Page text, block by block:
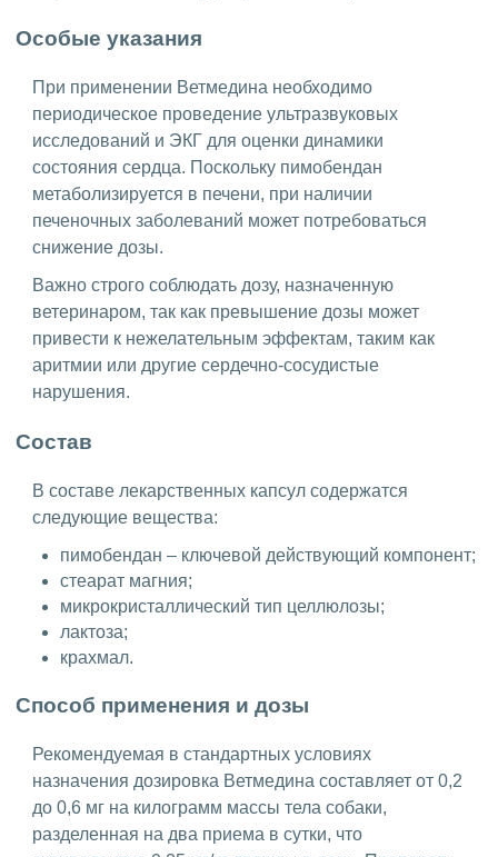
Особые указания
При применении Ветмедина необходимо
периодическое проведение ультразвуковых
исследований и ЭКГ для оценки динамики
состояния сердца. Поскольку пимобендан
метаболизируется в печени, при наличии
печеночных заболеваний может потребоваться
снижение дозы.
Важно строго соблюдать дозу, назначенную
ветеринаром, так как превышение дозы может
привести к нежелательным эффектам, таким как
аритмии или другие сердечно-сосудистые
нарушения.
Состав
В составе лекарственных капсул содержатся
следующие вещества:
пимобендан – ключевой действующий компонент;
стеарат магния;
микрокристаллический тип целлюлозы;
лактоза;
крахмал.
Способ применения и дозы
Рекомендуемая в стандартных условиях
назначения дозировка Ветмедина составляет от 0,2
до 0,6 мг на килограмм массы тела собаки,
разделенная на два приема в сутки, что